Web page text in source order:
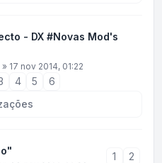
- DX #Novas Mod's
» 17 nov 2014, 01:22
4 5
6
1 2